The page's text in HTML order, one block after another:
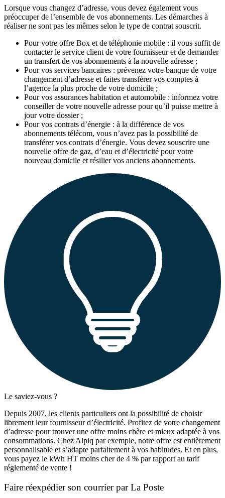
Lorsque vous changez d’adresse, vous devez également vous
préoccuper de l’ensemble de vos abonnements. Les démarches à
réaliser ne sont pas les mêmes selon le type de contrat souscrit.
Pour votre offre Box et de téléphonie mobile : il vous suffit de
contacter le service client de votre fournisseur et de demander
un transfert de vos abonnements à la nouvelle adresse ;
Pour vos services bancaires : prévenez votre banque de votre
changement d’adresse et faites transférer vos comptes à
l’agence la plus proche de votre domicile ;
Pour vos assurances habitation et automobile : informez votre
conseiller de votre nouvelle adresse pour qu’il puisse mettre à
jour votre dossier ;
Pour vos contrats d’énergie : à la différence de vos
abonnements télécom, vous n’avez pas la possibilité de
transférer vos contrats d’énergie. Vous devez souscrire une
nouvelle offre de gaz, d’eau et d’électricité pour votre
nouveau domicile et résilier vos anciens abonnements.
Le saviez-vous ?
Depuis 2007, les clients particuliers ont la possibilité de choisir
librement leur fournisseur d’électricité. Profitez de votre changement
d’adresse pour trouver une offre moins chère et mieux adaptée à vos
consommations. Chez Alpiq par exemple, notre offre est entièrement
personnalisable et s’adapte parfaitement à vos habitudes. Et en plus,
vous payez le kWh HT moins cher de 4 % par rapport au tarif
réglementé de vente !
Faire réexpédier son courrier par La Poste